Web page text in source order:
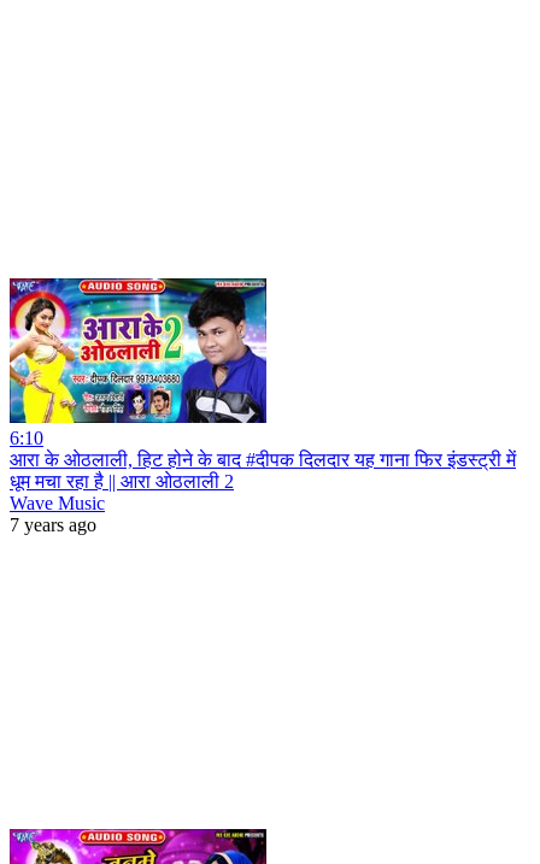
6:10
आरा के ओठलाली, हिट होने के बाद #दीपक दिलदार यह गाना फिर इंडस्ट्री में
धूम मचा रहा है || आरा ओठलाली 2
Wave Music
7 years ago